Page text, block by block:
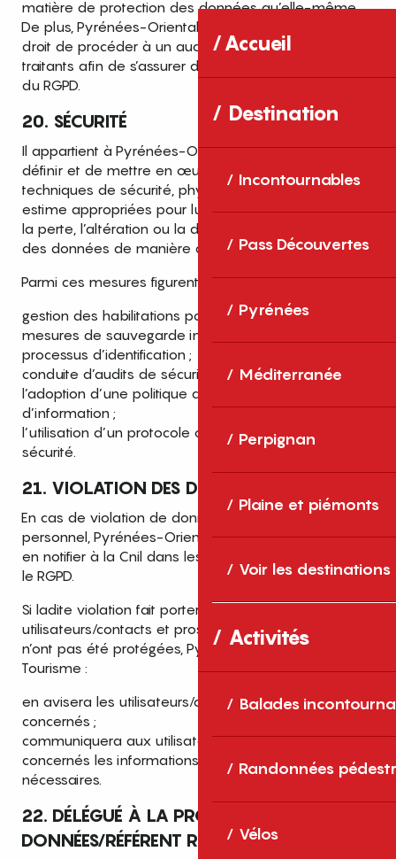
Accueil
Destination
Incontournables
Pass Découvertes
Pyrénées
Méditerranée
Perpignan
Plaine et piémonts
Voir les destinations
Activités
Balades
Randonnées
Vélos
matière de protection des données qu’elle-même.
De plus, Pyrénées-Orientales Tourisme se réserve le
droit de procéder à un audit auprès de ses sous-
traitants afin de s’assurer du respect des dispositions
du RGPD.
20. SÉCURITÉ
Il appartient à Pyrénées-Orientales Tourisme de
définir et de mettre en œuvre les mesures
techniques de sécurité, physiques ou logiques, qu’elle
estime appropriées pour lutter contre la destruction,
la perte, l’altération ou la divulgation non autorisée
des données de manière accidentelle ou illicite.
Parmi ces mesures figurent principalement :
gestion des habilitations pour l’accès aux données ;
mesures de sauvegarde interne ;
processus d’identification ;
conduite d’audits de sécurité ;
l’adoption d’une politique de sécurité des systèmes
d’information ;
l’utilisation d’un protocole ou de solutions de
sécurité.
21. VIOLATION DES DONNÉES
En cas de violation de données à caractère
personnel, Pyrénées-Orientales Tourisme s’engage à
en notifier à la Cnil dans les conditions prescrites par
le RGPD.
Si ladite violation fait porter un risque élevé pour les
utilisateurs/contacts et prospects et que les données
n’ont pas été protégées, Pyrénées-Orientales
Tourisme :
en avisera les utilisateurs/contacts et prospects
concernés ;
communiquera aux utilisateurs/contacts et prospects
concernés les informations et recommandations
nécessaires.
22. DÉLÉGUÉ À LA PROTECTION DES
DONNÉES/RÉFÉRENT RGDP